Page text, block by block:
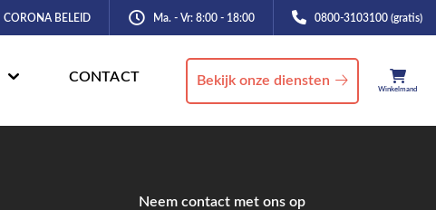
CORONA BELEID Ma. - Vr: 8:00 - 18:00 0800-3103100 (gratis)
CONTACT
Winkelmand
Bekijk onze diensten
Neem contact met ons op